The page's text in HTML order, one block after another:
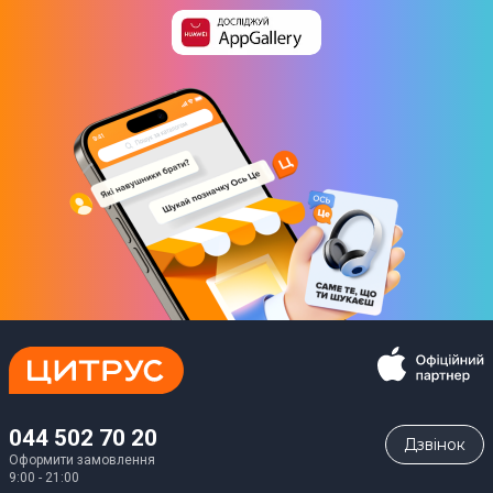
044 502 70 20
Оформити замовлення
9:00 - 21:00
Дзвiнок